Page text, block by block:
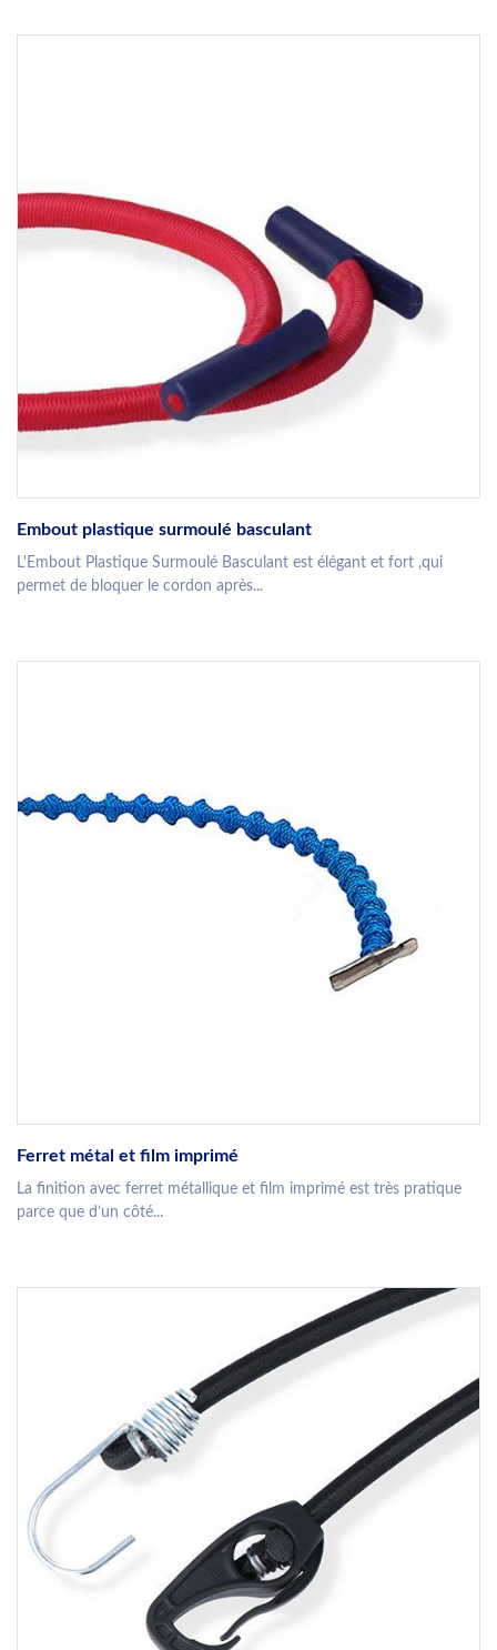
Embout plastique surmoulé basculant
L'Embout Plastique Surmoulé Basculant est élégant et fort ,qui
permet de bloquer le cordon après...
Ferret métal et film imprimé
La finition avec ferret métallique et film imprimé est très pratique
parce que d’un côté...